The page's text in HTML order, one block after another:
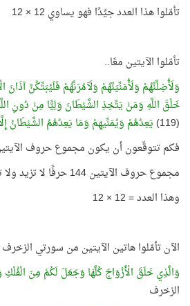
تأمّلوا هذا العدد جيِّدًا فهو يساوي 12 × 12
تأمّلوا الآيتين معًا..
وَلَأُضِلَّنَّهُمْ وَلَأُمَنِّيَنَّهُمْ وَلَآمُرَنَّهُمْ فَلَيُبَتِّكُنَّ آذَانَ
خَلْقَ اللَّهِ وَمَنْ يَتَّخِذِ الشَّيْطَانَ وَلِيًّا مِنْ دُونِ
(119)
يَعِدُهُمْ وَيُمَنِّيهِمْ وَمَا يَعِدُهُمُ الشَّيْطَانُ
فكم تتوقّعون أن يكون مجموع حروف
مجموع حروف الآيتين 144 حرفًا لا تزيد ولا تنقص!!
وهذا العدد = 12 × 12
الآن تأمّلوا هاتين الآيتين من سورتي
وَالَّذِي خَلَقَ الْأَزْوَاجَ كُلَّهَا وَجَعَلَ لَكُمْ مِنَ الْفُلْكِ
الزخرف